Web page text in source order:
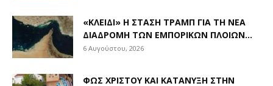
«ΚΛΕΙΔΊ» Η ΣΤΆΣΗ ΤΡΑΜΠ ΓΙΑ ΤΗ ΝΈΑ
ΔΙΑΔΡΟΜΉ ΤΩΝ ΕΜΠΟΡΙΚΏΝ ΠΛΟΊΩΝ...
6 Αυγούστου, 2026
ΦΩΣ ΧΡΙΣΤΟΎ ΚΑΙ ΚΑΤΆΝΥΞΗ ΣΤΗΝ